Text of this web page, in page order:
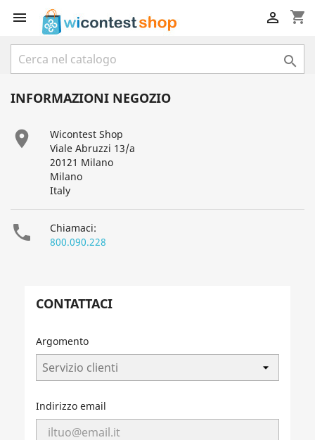
 shopping_cart


INFORMAZIONI NEGOZIO

Wicontest Shop
Viale Abruzzi 13/a
20121 Milano
Milano
Italy

Chiamaci:
800.090.228
CONTATTACI
Argomento
Indirizzo email